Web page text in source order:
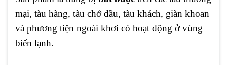
mại, tàu hàng, tàu chở dầu, tàu khách, giàn khoan
và phương tiện ngoài khơi có hoạt động ở vùng
biển lạnh.